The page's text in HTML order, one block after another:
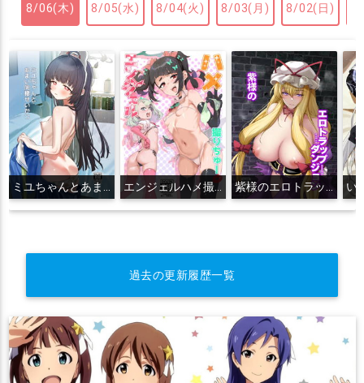
8/06(木) 8/05(水) 8/04(火) 8/03(月) 8/02(日)
ミユちゃんとあまい同棲せいかつ エンジェルハメ撮りちゅー 紫様のエロトラップダンジョン
過去の更新履歴一覧